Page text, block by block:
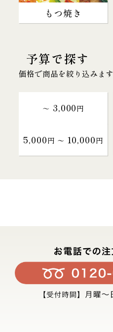
もつ焼き
予算で探す
価格で商品を絞り込みます
～ 3,000円
5,000円 〜 10,000円